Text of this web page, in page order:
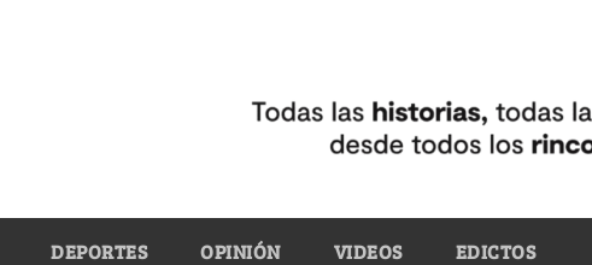
DEPORTES OPINIÓN VIDEOS EDICTOS